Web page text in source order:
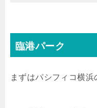
臨港パーク
まずはパシフィコ横浜